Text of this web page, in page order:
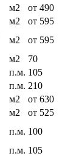
м2
от 490
м2
от 595
м2
от 595
м2
70
п.м. 105
п.м. 210
м2
от 630
м2
от 525
п.м. 100
п.м. 105